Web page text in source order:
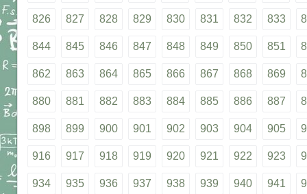
826 827 828 829 830 831 832 833
844 845 846 847 848 849 850 851
862 863 864 865 866 867 868 869
880 881 882 883 884 885 886 887
898 899 900 901 902 903 904 905
916 917 918 919 920 921 922 923
934 935 936 937 938 939 940 941